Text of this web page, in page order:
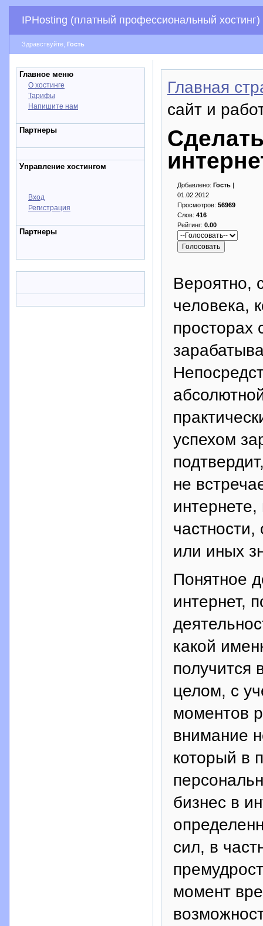
IPHosting (платный профессиональный хостинг)
Здравствуйте, Гость
Главное меню
О хостинге
Тарифы
Напишите нам
Партнеры
Управление хостингом
Вход
Регистрация
Партнеры
Главная
сайт и
Добавлено: Гость |
01.02.2012
Просмотров: 56969
Слов: 416
Рейтинг: 0.00
Вероятно,
человека,
просторах
успехом
не
частности,
или иных
Понятное
интернет,
какой
получится
целом, с
моментов
внимание
который в
бизнес в
сил, в
момент